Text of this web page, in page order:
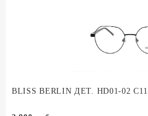
BLISS BERLIN ДЕТ. HD01-02 C11